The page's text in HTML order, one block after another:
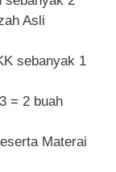
Asli
sebanyak 1
= 2 buah
Materai